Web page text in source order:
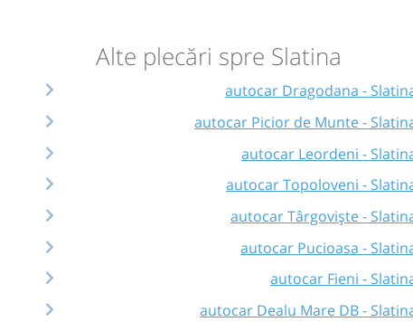
Alte plecări spre Slatina
autocar Dragodana -
autocar Picior de Munte -
autocar Leordeni -
autocar Topoloveni -
autocar Târgoviște -
autocar Pucioasa -
autocar Fieni -
autocar Dealu Mare DB -